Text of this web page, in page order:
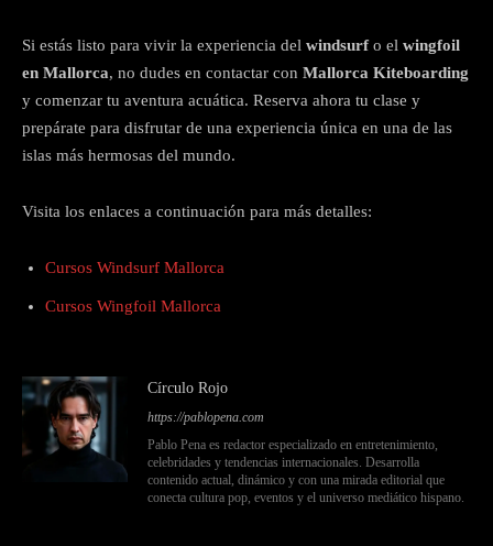
Si estás listo para vivir la experiencia del windsurfo el wingfoil
en Mallorca, no dudes en contactar con Mallorca Kiteboarding
y comenzar tu aventura acuática. Reserva ahora tu clase y
prepárate para disfrutar de una experiencia única en una de las
islas más hermosas del mundo.
Visita los enlaces a continuación para más detalles:
Cursos Windsurf Mallorca
Cursos Wingfoil Mallorca
Círculo Rojo
https://pablopena.com
Pablo Pena es redactor especializado en entretenimiento,
celebridades y tendencias internacionales. Desarrolla
contenido actual, dinámico y con una mirada editorial que
conecta cultura pop, eventos y el universo mediático hispano.